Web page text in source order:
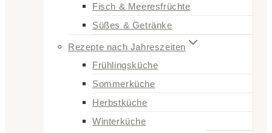
Fisch & Meeresfrüchte
Süßes & Getränke
Rezepte nach Jahreszeiten
Frühlingsküche
Sommerküche
Herbstküche
Winterküche